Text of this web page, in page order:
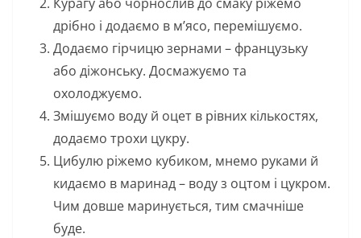
дрібно і додаємо в м’ясо, перемішуємо.
Додаємо гірчицю зернами – французьку
або діжонську. Досмажуємо та
охолоджуємо.
Змішуємо воду й оцет в рівних кількостях,
додаємо трохи цукру.
Цибулю ріжемо кубиком, мнемо руками й
кидаємо в маринад – воду з оцтом і цукром.
Чим довше маринується, тим смачніше
буде.